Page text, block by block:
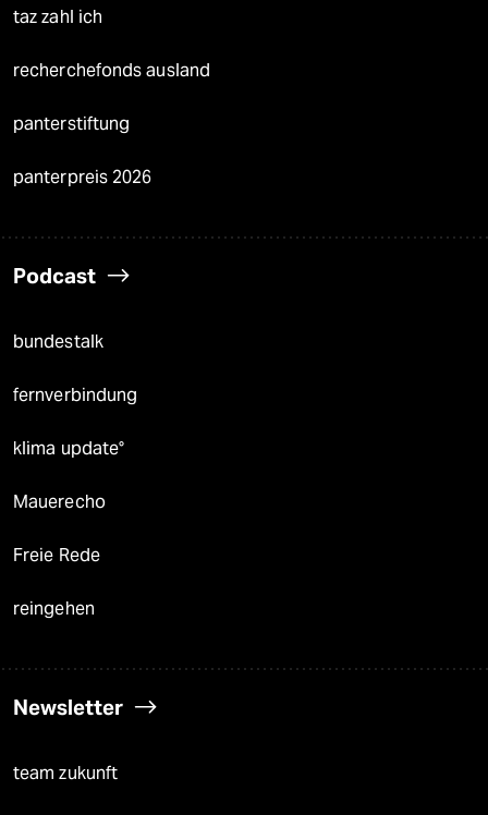
taz zahl ich
recherchefonds ausland
panterstiftung
panterpreis 2026
Podcast
bundestalk
fernverbindung
klima update°
Mauerecho
Freie Rede
reingehen
Newsletter
team zukunft